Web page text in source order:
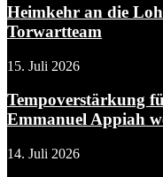
Heimkehr an die
Torwartteam
15. Juli 2026
Tempoverstärkung
Emmanuel Appiah
14. Juli 2026